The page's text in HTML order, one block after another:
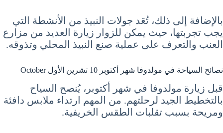
بالإضافة إلى ذلك، تُعَد جولات النبيذ من الأنشطة التي
يجب تجربتها، حيث يمكن للزوار زيارة العديد من مزارع
العنب والتعرف على عملية صنع النبيذ المحلي وتذوقه.
نصائح السياحة في مولدوفا شهر أكتوبر 10 تشرين الأول October
قبل زيارة مولدوفا في شهر أكتوبر، يُنصح السياح
بالتخطيط الجيد لرحلتهم. من المهم ارتداء ملابس دافئة
ومريحة بسبب تقلبات الطقس الخريفية.